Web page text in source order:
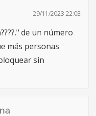
29/11/2023 22:03
de un número
más personas
sin